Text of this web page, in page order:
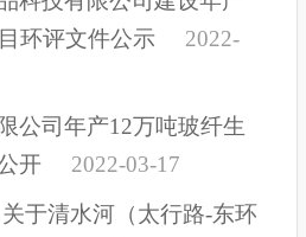
环评文件公示
2022-
公司年产12万吨玻纤生
开
2022-03-17
于清水河（太行路-东环